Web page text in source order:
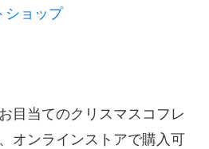
ショップ
目当てのクリスマスコフレ
オンラインストアで購入可